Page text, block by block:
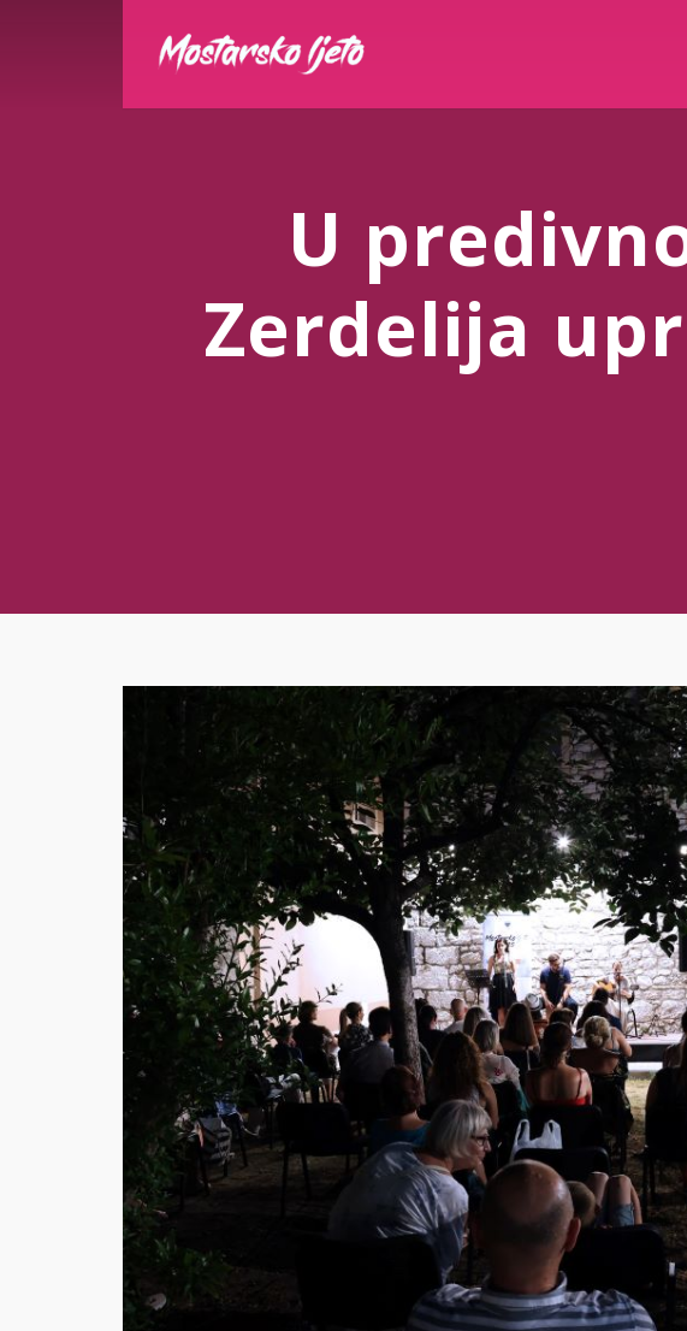
U
Zerdelija